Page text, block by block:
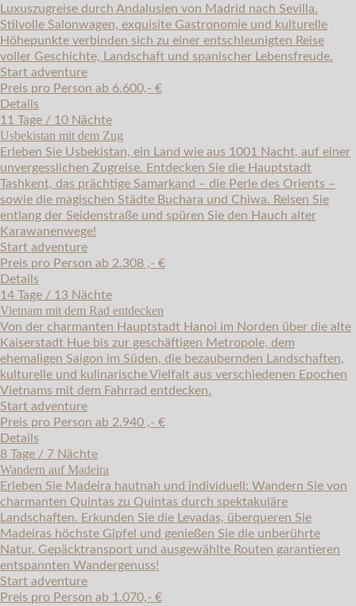
Luxuszugreise durch Andalusien von Madrid nach Sevilla.
Stilvolle Salonwagen, exquisite Gastronomie und kulturelle
Höhepunkte verbinden sich zu einer entschleunigten Reise
voller Geschichte, Landschaft und spanischer Lebensfreude.
Start adventure
Preis pro Person ab 6.600,- €
Details
11 Tage / 10 Nächte
Usbekistan mit dem Zug
Erleben Sie Usbekistan, ein Land wie aus 1001 Nacht, auf einer
unvergesslichen Zugreise. Entdecken Sie die Hauptstadt
Tashkent, das prächtige Samarkand – die Perle des Orients –
sowie die magischen Städte Buchara und Chiwa. Reisen Sie
entlang der Seidenstraße und spüren Sie den Hauch alter
Karawanenwege!
Start adventure
Preis pro Person ab 2.308 ,- €
Details
14 Tage / 13 Nächte
Vietnam mit dem Rad entdecken
Von der charmanten Hauptstadt Hanoi im Norden über die alte
Kaiserstadt Hue bis zur geschäftigen Metropole, dem
ehemaligen Saigon im Süden, die bezaubernden Landschaften,
kulturelle und kulinarische Vielfalt aus verschiedenen Epochen
Vietnams mit dem Fahrrad entdecken.
Start adventure
Preis pro Person ab 2.940 ,- €
Details
8 Tage / 7 Nächte
Wandern auf Madeira
Erleben Sie Madeira hautnah und individuell: Wandern Sie von
charmanten Quintas zu Quintas durch spektakuläre
Landschaften. Erkunden Sie die Levadas, überqueren Sie
Madeiras höchste Gipfel und genießen Sie die unberührte
Natur. Gepäcktransport und ausgewählte Routen garantieren
entspannten Wandergenuss!
Start adventure
Preis pro Person ab 1.070,- €